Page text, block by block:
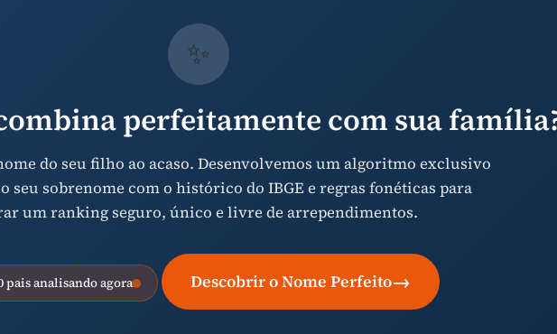
✨
perfeitamente com sua
do seu filho ao acaso. Desenvolvemos um algoritmo exclusivo
seu sobrenome com o histórico do IBGE e regras fonéticas para
um ranking seguro, único e livre de arrependimentos.
pais analisando agora Descobrir o Nome Perfeito→